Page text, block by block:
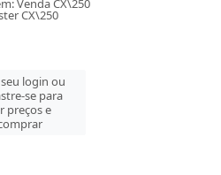
Venda CX\250
CX\250
seu login ou
se para
preços e